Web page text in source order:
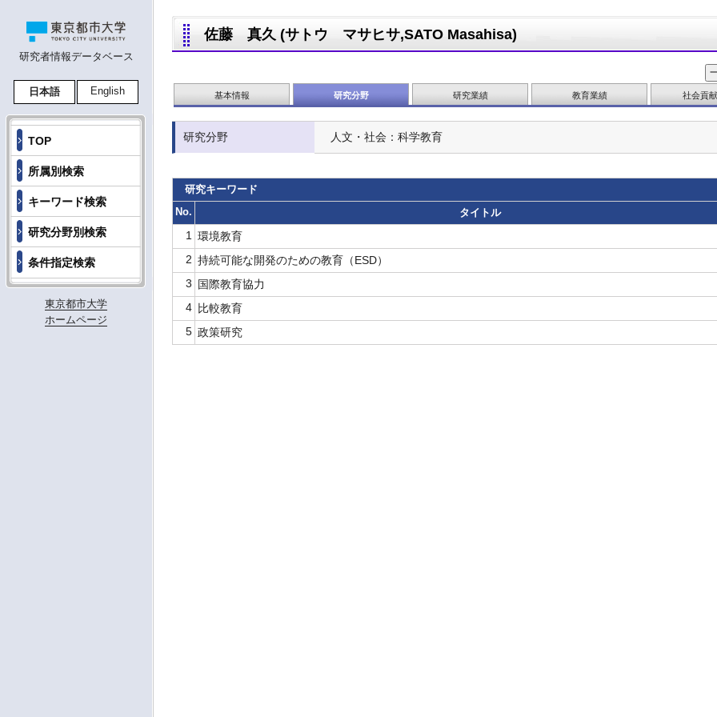
研究者情報データベース
日本語 English
TOP
所属別検索
キーワード検索
研究分野別検索
条件指定検索
東京都市大学
ホームページ
佐藤 真久 (サトウ マサヒサ,SATO Masahisa)
基本情報 研究分野 研究業績 教育業績 社会貢
研究分野 人文・社会：科学教育
研究キーワード
No.
タイトル
1
環境教育
2 持続可能な開発のための教育（ESD）
3
国際教育協力
4 比較教育
5 政策研究